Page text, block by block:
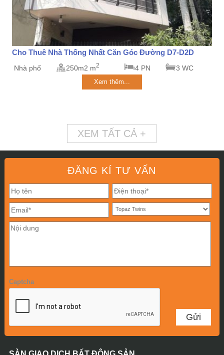
Cho Thuê Nhà Thống Nhất Căn Góc Đường D7-D2D
Nhà phố 250m2 m2 4 PN 3 WC
Xem thêm...
XEM TẤT CẢ +
ĐĂNG KÍ TƯ VẤN
Captcha